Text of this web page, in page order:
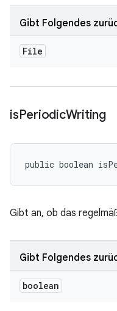
Gibt Folgendes
File
isPeriodicWriting
public boolean
Gibt an, ob das
Gibt Folgendes
boolean